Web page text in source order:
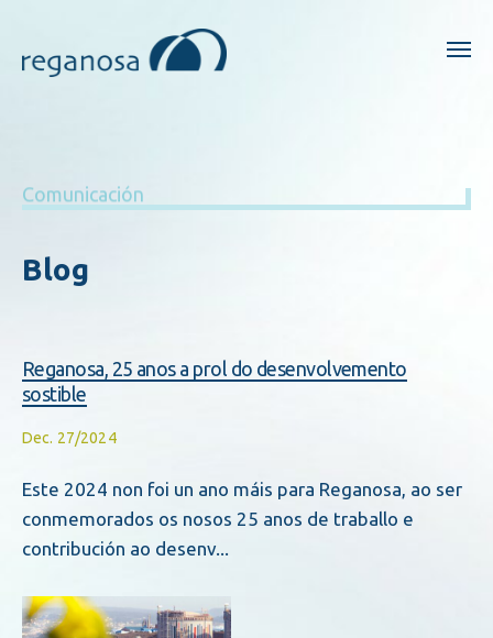
Comunicación
Blog
Reganosa, 25 anos a prol do desenvolvemento
sostible
Dec. 27/2024
Este 2024 non foi un ano máis para Reganosa, ao ser
conmemorados os nosos 25 anos de traballo e
contribución ao desenv...